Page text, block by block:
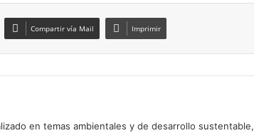
Compartir vía Mail Imprimir
en temas ambientales y de desarrollo sustentable,